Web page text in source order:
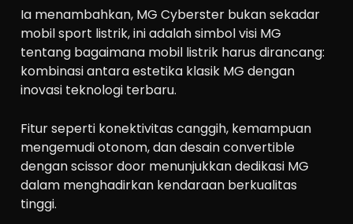
Ia menambahkan, MG Cyberster bukan sekadar
mobil sport listrik, ini adalah simbol visi MG
tentang bagaimana mobil listrik harus dirancang:
kombinasi antara estetika klasik MG dengan
inovasi teknologi terbaru.
Fitur seperti konektivitas canggih, kemampuan
mengemudi otonom, dan desain convertible
dengan scissor door menunjukkan dedikasi MG
dalam menghadirkan kendaraan berkualitas
tinggi.